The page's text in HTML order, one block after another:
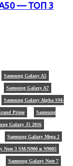
A50 — ТОП 3
Samsung Galaxy A5
Samsung Galaxy A7
Samsung Galaxy Alpha SM-
Prime Samsung
Galaxy J5 2016
Samsung Galaxy Mega 2
Note 3 SM-N900 и N9005
Samsung Galaxy Note 7